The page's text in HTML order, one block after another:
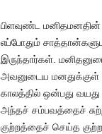
பிளவுண்ட
எப்போதும்
இருந்தார்கள்.
அவனுடைய மனதுக்குள்
காலத்தில் ஒன்பது வயது
அந்தச் சம்பவத்தைச்
குற்றத்தைச் செய்த